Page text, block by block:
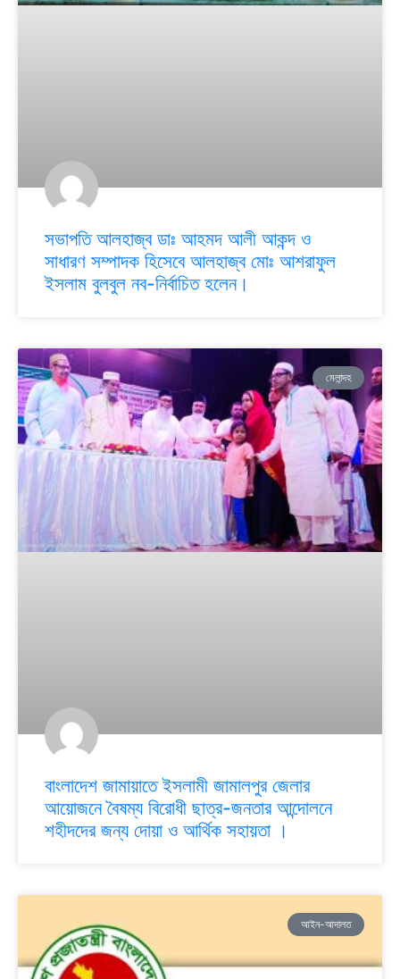
সভাপতি আলহাজ্ব ডাঃ আহমদ আলী আকন্দ ও
সাধারণ সম্পাদক হিসেবে আলহাজ্ব মোঃ আশরাফুল
ইসলাম বুলবুল নব-নির্বাচিত হলেন।
মেলান্দহ
বাংলাদেশ জামায়াতে ইসলামী জামালপুর জেলার
আয়োজনে বৈষম্য বিরোধী ছাত্র-জনতার আন্দোলনে
শহীদদের জন্য দোয়া ও আর্থিক সহায়তা ।
আইন-আদালত